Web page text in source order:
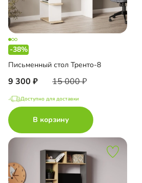
-38%
Письменный стол Тренто-8
9 300 15 000
Доступно для доставки
В корзину